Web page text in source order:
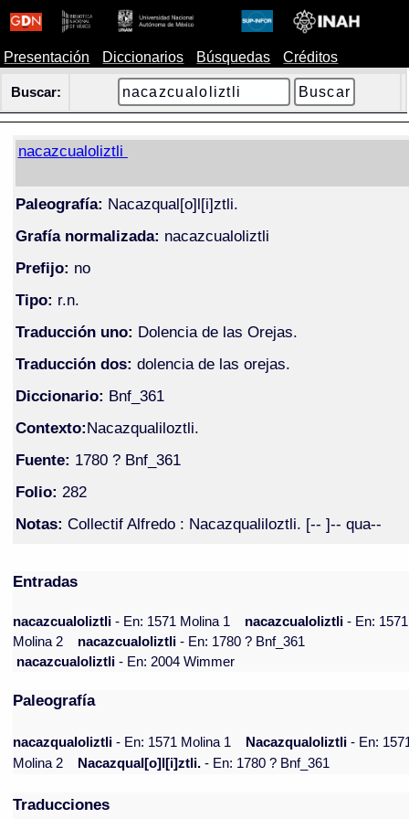
Presentación Diccionarios Búsquedas Créditos
Buscar:
nacazcualoliztli
Paleografía: Nacazqual[o]l[i]ztli.
Grafía normalizada: nacazcualoliztli
Prefijo: no
Tipo: r.n.
Traducción uno: Dolencia de las Orejas.
Traducción dos: dolencia de las orejas.
Diccionario: Bnf_361
Contexto:Nacazqualiloztli.
Fuente: 1780 ? Bnf_361
Folio: 282
Notas: Collectif Alfredo : Nacazqualiloztli. [-- ]-- qua--
Entradas
nacazcualoliztli- En: 1571 Molina 1 nacazcualoliztli- En: 1571
Molina 2
nacazcualoliztli- En: 1780 ? Bnf_361
nacazcualoliztli- En: 2004 Wimmer
Paleografía
nacazqualoliztli - En: 1571 Molina 1 Nacazqualoliztli - En:
Molina 2
Nacazqual[o]l[i]ztli. - En: 1780 ? Bnf_361
Traducciones